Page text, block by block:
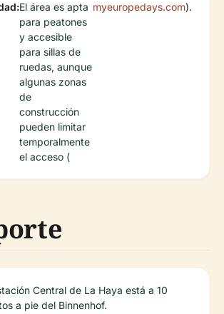
El área es apta
para peatones
y accesible
para sillas de
ruedas, aunque
algunas zonas
de
construcción
pueden limitar
temporalmente
el acceso (
myeuropedays.com).
Central de La Haya está a 10
a pie del Binnenhof.